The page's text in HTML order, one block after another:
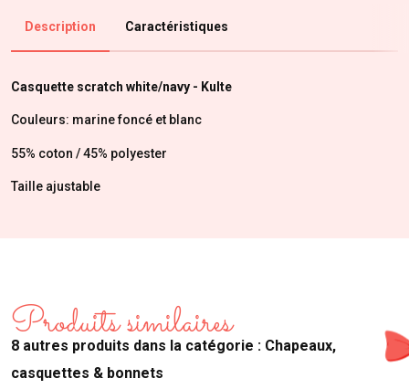
Description Caractéristiques
Casquette scratch white/navy - Kulte
Couleurs: marine foncé et blanc
55% coton / 45% polyester
Taille ajustable
Produits similaires
8 autres produits dans la catégorie : Chapeaux,
casquettes & bonnets